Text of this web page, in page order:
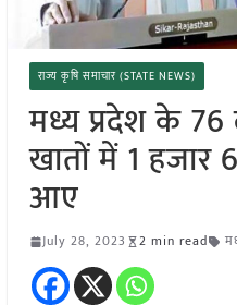
राज्य कृषि समाचार (STATE NEWS)
मध्य प्रदेश के
खातों में 1
आए
July 28, 2023 2 min read